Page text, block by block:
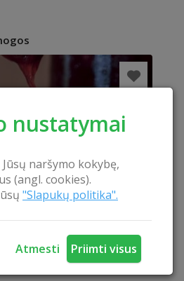
nustatymai
naršymo kokybę,
(angl. cookies).
"Slapukų politika".
Atmesti Priimti visus